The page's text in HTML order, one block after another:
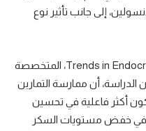
إلى جانب تأثير نوع
وذكرت مجلة Trends in Endocrinology & Metabolism، المتخصصة
أن ممارسة التمارين
أكثر فاعلية في تحسين
في خفض مستويات السكر